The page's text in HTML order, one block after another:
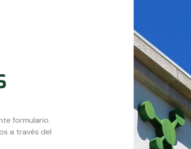
formulario.
a través del